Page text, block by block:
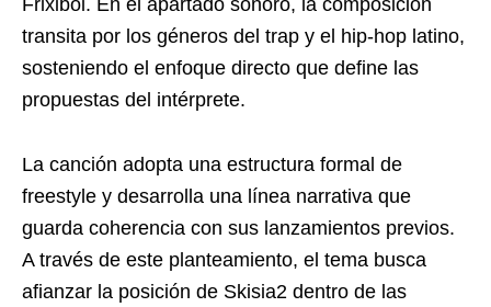
transita por los géneros del trap y el hip-hop latino,
sosteniendo el enfoque directo que define las
propuestas del intérprete.
La canción adopta una estructura formal de
freestyle y desarrolla una línea narrativa que
guarda coherencia con sus lanzamientos previos.
A través de este planteamiento, el tema busca
afianzar la posición de Skisia2 dentro de las